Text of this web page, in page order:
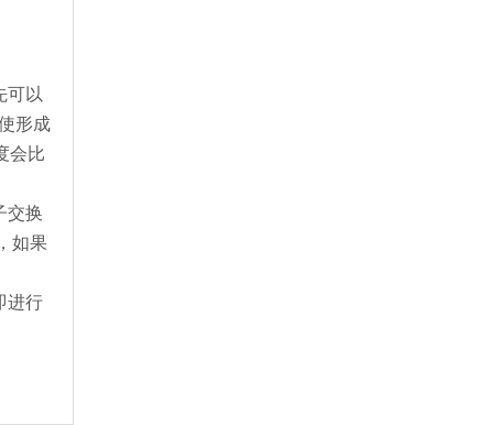
可以
形成
会比
交换
如果
进行